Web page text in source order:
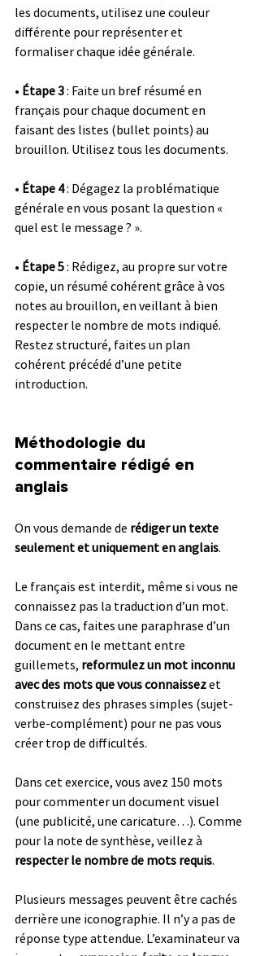
les documents, utilisez une couleur
différente pour représenter et
formaliser chaque idée générale.
• Étape 3 : Faite un bref résumé en
français pour chaque document en
faisant des listes (bullet points) au
brouillon. Utilisez tous les documents.
• Étape 4 : Dégagez la problématique
générale en vous posant la question «
quel est le message ? ».
• Étape 5 : Rédigez, au propre sur votre
copie, un résumé cohérent grâce à vos
notes au brouillon, en veillant à bien
respecter le nombre de mots indiqué.
Restez structuré, faites un plan
cohérent précédé d’une petite
introduction.
Méthodologie du
commentaire rédigé en
anglais
On vous demande de rédiger un texte
seulement et uniquement en anglais.
Le français est interdit, même si vous ne
connaissez pas la traduction d’un mot.
Dans ce cas, faites une paraphrase d’un
document en le mettant entre
guillemets, reformulez un mot inconnu
avec des mots que vous connaissez et
construisez des phrases simples (sujet-
verbe-complément) pour ne pas vous
créer trop de difficultés.
Dans cet exercice, vous avez 150 mots
pour commenter un document visuel
(une publicité, une caricature…). Comme
pour la note de synthèse, veillez à
respecter le nombre de mots requis.
Plusieurs messages peuvent être cachés
derrière une iconographie. Il n’y a pas de
réponse type attendue. L’examinateur va